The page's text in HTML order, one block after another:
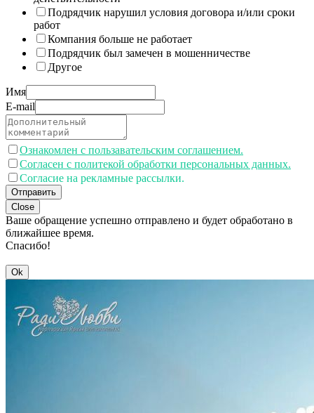
Подрядчик нарушил условия договора и/или сроки
работ
Компания больше не работает
Подрядчик был замечен в мошенничестве
Другое
Имя
E-mail
Ознакомлен с пользавательским соглашением.
Согласен с политекой обработки персональных данных.
Согласие на рекламные рассылки.
Отправить
Close
Ваше обращение успешно отправлено и будет обработано в
ближайшее время.
Спасибо!
Ok